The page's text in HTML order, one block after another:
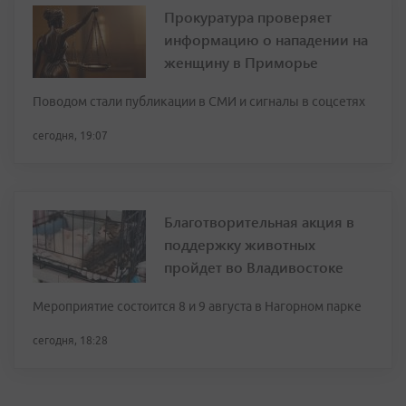
Прокуратура проверяет
информацию о нападении на
женщину в Приморье
Поводом стали публикации в СМИ и сигналы в соцсетях
сегодня, 19:07
Благотворительная акция в
поддержку животных
пройдет во Владивостоке
Мероприятие состоится 8 и 9 августа в Нагорном парке
сегодня, 18:28